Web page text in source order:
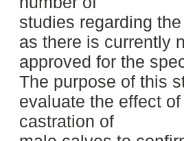
studies regarding
as there is currently
approved for the
The purpose of this
evaluate the effect
castration of